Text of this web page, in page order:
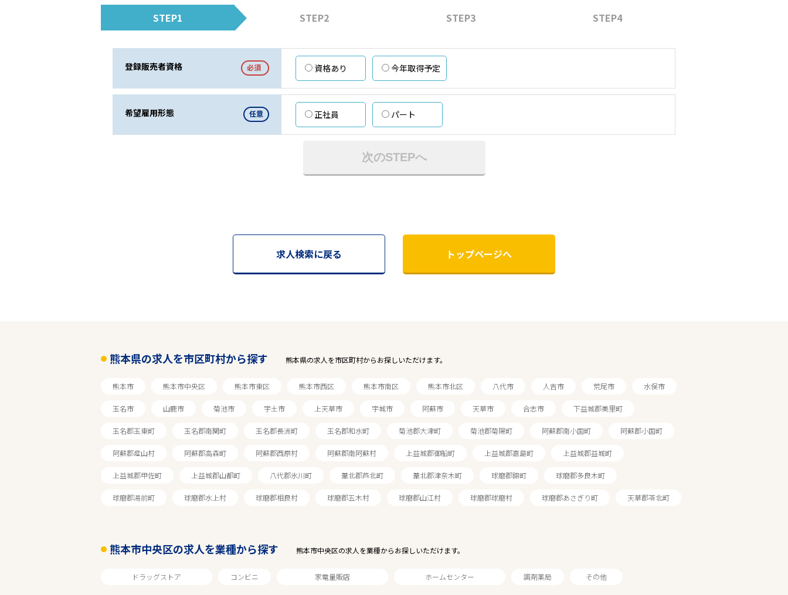
STEP1 STEP2 STEP3 STEP4
登録販売者資格 必須 資格あり 今年取得予定
希望雇用形態 任意 正社員 パート
次のSTEPへ
求人検索に戻る トップページへ
熊本県の求人を市区町村から探す 熊本県の求人を市区町村からお探しいただけます。
熊本市 熊本市中央区 熊本市東区 熊本市西区 熊本市南区 熊本市北区 八代市 人吉市 荒尾市 水俣市
玉名市 山鹿市 菊池市 宇土市 上天草市 宇城市 阿蘇市 天草市 合志市 下益城郡美里町
玉名郡玉東町 玉名郡南関町 玉名郡長洲町 玉名郡和水町 菊池郡大津町 菊池郡菊陽町 阿蘇郡南小国町 阿蘇郡小国町
阿蘇郡産山村 阿蘇郡高森町 阿蘇郡西原村 阿蘇郡南阿蘇村 上益城郡御船町 上益城郡嘉島町 上益城郡益城町
上益城郡甲佐町 上益城郡山都町 八代郡氷川町 葦北郡芦北町 葦北郡津奈木町 球磨郡錦町 球磨郡多良木町
球磨郡湯前町 球磨郡水上村 球磨郡相良村 球磨郡五木村 球磨郡山江村 球磨郡球磨村 球磨郡あさぎり町 天草郡苓北町
熊本市中央区の求人を業種から探す 熊本市中央区の求人を業種からお探しいただけます。
ドラッグストア コンビニ 家電量販店 ホームセンター 調剤薬局 その他